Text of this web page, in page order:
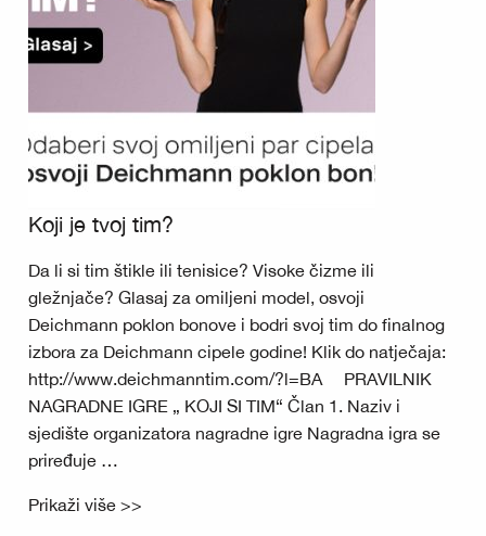
Koji je tvoj tim?
Da li si tim štikle ili tenisice? Visoke čizme ili
gležnjače? Glasaj za omiljeni model, osvoji
Deichmann poklon bonove i bodri svoj tim do finalnog
izbora za Deichmann cipele godine! Klik do natječaja:
http://www.deichmanntim.com/?l=BA PRAVILNIK
NAGRADNE IGRE „ KOJI SI TIM“ Član 1. Naziv i
sjedište organizatora nagradne igre Nagradna igra se
priređuje …
Prikaži više >>